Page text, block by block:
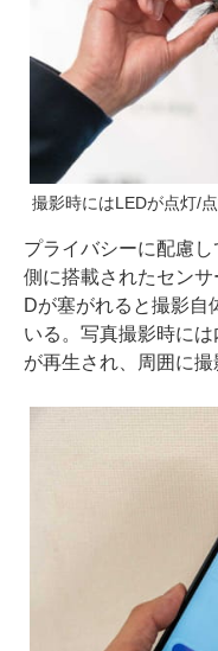
撮影時にはLEDが点灯/
プライバシーに配慮
側に搭載されたセン
Dが塞がれると撮影自
いる。写真撮影時に
が再生され、周囲に撮